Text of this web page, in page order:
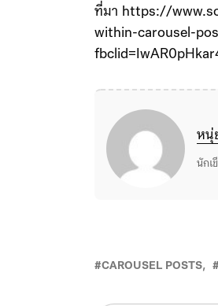
ที่มา https://
within-carousel-
หนุ่
นักเ
CAROUSEL POSTS